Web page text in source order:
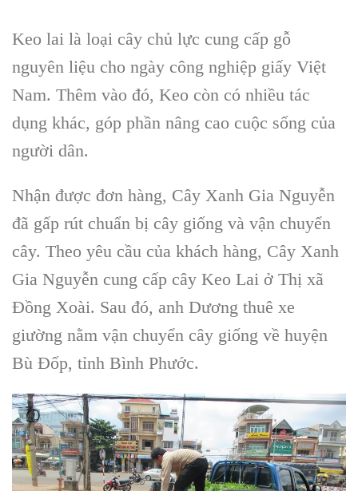
Keo lai là loại cây chủ lực cung cấp gỗ
nguyên liệu cho ngày công nghiệp giấy Việt
Nam. Thêm vào đó, Keo còn có nhiều tác
dụng khác, góp phần nâng cao cuộc sống của
người dân.
Nhận được đơn hàng, Cây Xanh Gia Nguyễn
đã gấp rút chuẩn bị cây giống và vận chuyển
cây. Theo yêu cầu của khách hàng, Cây Xanh
Gia Nguyễn cung cấp cây Keo Lai ở Thị xã
Đồng Xoài. Sau đó, anh Dương thuê xe
giường nằm vận chuyển cây giống về huyện
Bù Đốp, tỉnh Bình Phước.